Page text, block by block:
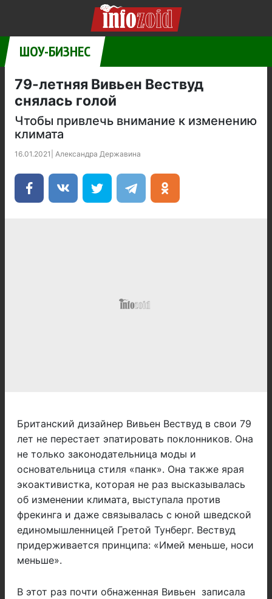
ШОУ-БИЗНЕС
79-летняя Вивьен Вествуд
снялась голой
Чтобы привлечь внимание к изменению
климата
16.01.2021 Александра Державина
Британский дизайнер Вивьен Вествуд в свои 79
лет не перестает эпатировать поклонников. Она
не только законодательница моды и
основательница стиля «панк». Она также ярая
экоактивистка, которая не раз высказывалась
об изменении климата, выступала против
фрекинга и даже связывалась с юной шведской
единомышленницей Гретой Тунберг. Вествуд
придерживается принципа: «Имей меньше, носи
меньше».
В этот раз почти обнаженная Вивьен записала